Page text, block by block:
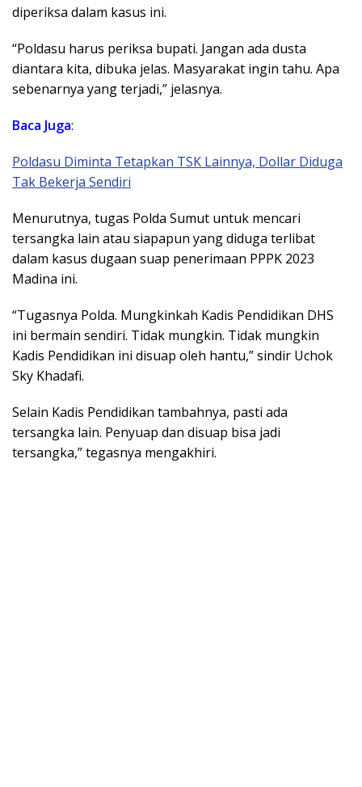
diperiksa dalam kasus ini.
“Poldasu harus periksa bupati. Jangan ada dusta
diantara kita, dibuka jelas. Masyarakat ingin tahu. Apa
sebenarnya yang terjadi,” jelasnya.
Baca Juga:
Poldasu Diminta Tetapkan TSK Lainnya, Dollar Diduga
Tak Bekerja Sendiri
Menurutnya, tugas Polda Sumut untuk mencari
tersangka lain atau siapapun yang diduga terlibat
dalam kasus dugaan suap penerimaan PPPK 2023
Madina ini.
“Tugasnya Polda. Mungkinkah Kadis Pendidikan DHS
ini bermain sendiri. Tidak mungkin. Tidak mungkin
Kadis Pendidikan ini disuap oleh hantu,” sindir Uchok
Sky Khadafi.
Selain Kadis Pendidikan tambahnya, pasti ada
tersangka lain. Penyuap dan disuap bisa jadi
tersangka,” tegasnya mengakhiri.